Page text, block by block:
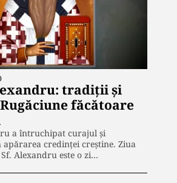
tradiții și
făcătoare
a întruchipat curajul și
credinței creștine. Ziua
Alexandru este o zi…